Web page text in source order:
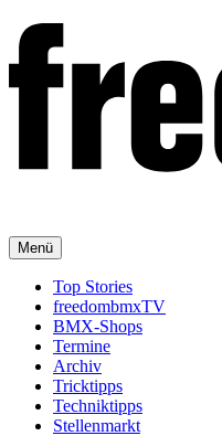
Menü
Top Stories
freedombmxTV
BMX-Shops
Termine
Archiv
Tricktipps
Techniktipps
Stellenmarkt